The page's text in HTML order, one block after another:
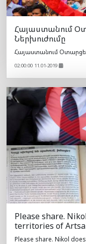
Հայաստանում
Ներխուժումը
Հայաստանում
02:00:00 11.01-2019
Please share.
territories of
Please share. Nikol